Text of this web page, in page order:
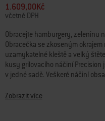
4.9
z
5
hvězdiček.
Read
135
Reviews.
Stejný
odkaz
na
1.609,00Kč
včetně DPH
Obracejte hamburgery, zeleninu
Obracečka se zkoseným
uzamykatelné kleště a velký
kusy grilovacího náčiní Precision
v jedné sadě. Veškeré náčiní
Zobrazit více